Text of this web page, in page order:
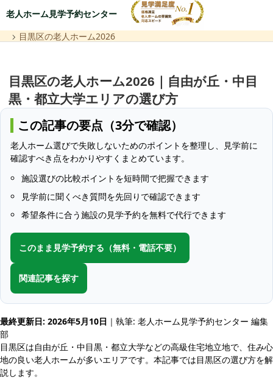
老人ホーム見学予約センター
目黒区の老人ホーム2026
目黒区の老人ホーム2026｜自由が丘・中目
黒・都立大学エリアの選び方
この記事の要点（3分で確認）
老人ホーム選びで失敗しないためのポイントを整理し、見学前に
確認すべき点をわかりやすくまとめています。
施設選びの比較ポイントを短時間で把握できます
見学前に聞くべき質問を先回りで確認できます
希望条件に合う施設の見学予約を無料で代行できます
このまま見学予約する（無料・電話不要）
関連記事を探す
最終更新日: 2026年5月10日 ｜執筆: 老人ホーム見学予約センター 編集
部
目黒区は自由が丘・中目黒・都立大学などの高級住宅地立地で、住み心
地の良い老人ホームが多いエリアです。本記事では目黒区の選び方を解
説します。